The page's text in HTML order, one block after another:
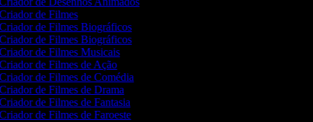
de Filmes
de Filmes Biográficos
de Filmes Biográficos
de Filmes Musicais
de Filmes de Ação
de Filmes de Comédia
de Filmes de Drama
de Filmes de Fantasia
de Filmes de Faroeste